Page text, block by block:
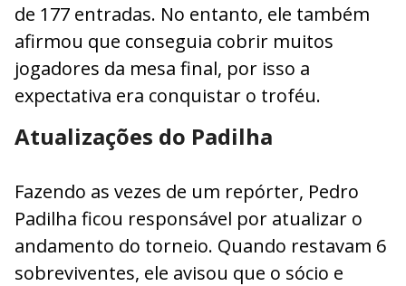
de 177 entradas. No entanto, ele também
afirmou que conseguia cobrir muitos
jogadores da mesa final, por isso a
expectativa era conquistar o troféu.
Atualizações do Padilha
Fazendo as vezes de um repórter, Pedro
Padilha ficou responsável por atualizar o
andamento do torneio. Quando restavam 6
sobreviventes, ele avisou que o sócio e